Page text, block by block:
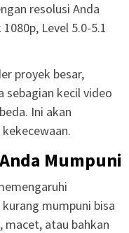
resolusi Anda
Level 5.0-5.1
proyek besar,
sebagian kecil video
Ini akan
Mumpuni
mumpuni bisa
macet, atau bahkan